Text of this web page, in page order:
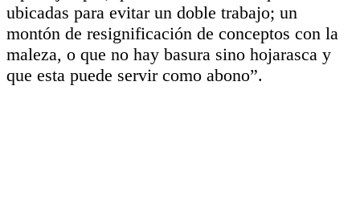
ubicadas para evitar un doble trabajo; un
montón de resignificación de conceptos con la
maleza, o que no hay basura sino hojarasca y
que esta puede servir como abono”.